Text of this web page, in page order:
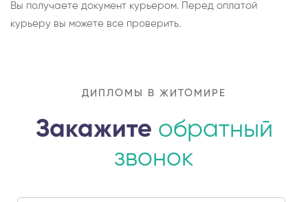
Вы получаете документ курьером. Перед оплатой
курьеру вы можете все проверить.
ДИПЛОМЫ В ЖИТОМИРЕ
Закажите обратный
звонок